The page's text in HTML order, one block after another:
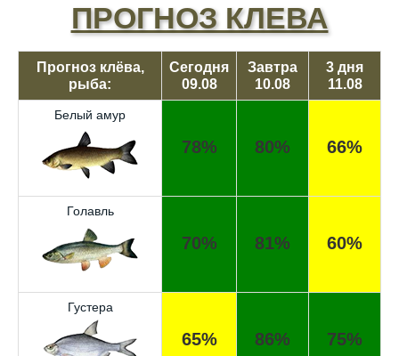
ПРОГНОЗ КЛЕВА
Прогноз клёва,
рыба:
Сегодня
09.08
Завтра
10.08
3 дня
11.08
Белый амур
78% 80% 66%
Голавль
70% 81% 60%
Густера
65% 86% 75%